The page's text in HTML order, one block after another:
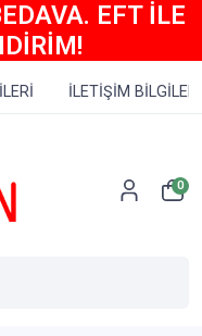
EFT İLE
İLETİŞİM BİLGİLERİ
0